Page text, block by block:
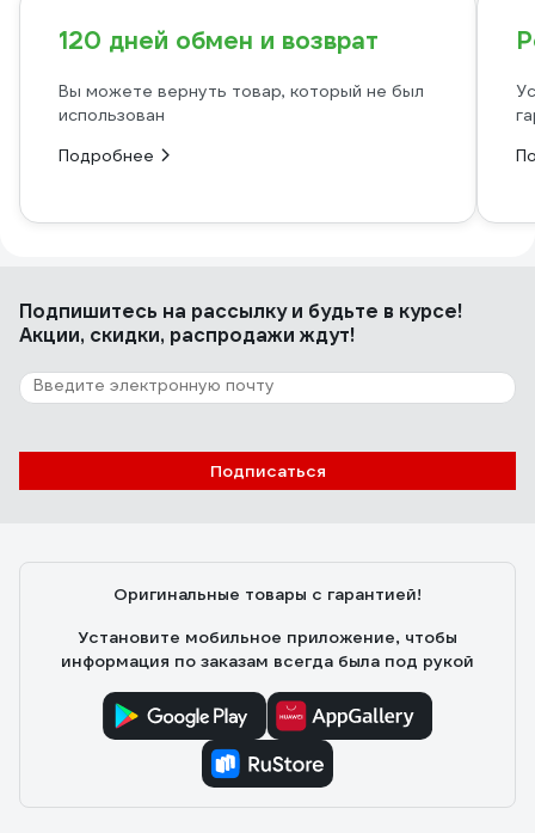
120 дней обмен и возврат
Вы можете вернуть товар, который не был
использован
Подробнее
Подпишитесь на рассылкуи будьте в курсе!
Акции, скидки, распродажи ждут!
Подписаться
Оригинальные товары с гарантией!
Установите мобильное приложение, чтобы
информация по заказам всегда была под рукой